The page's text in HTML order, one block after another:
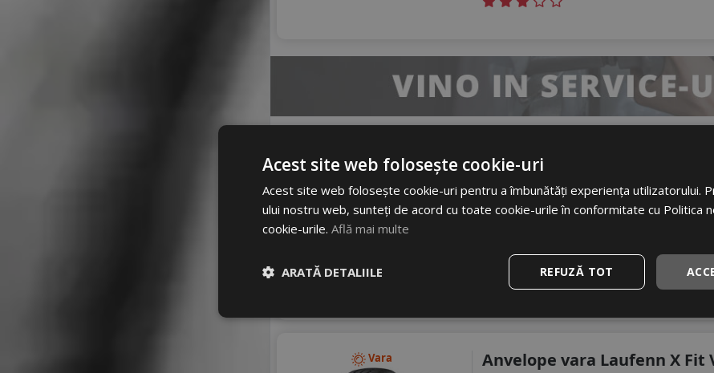
All Season
Anvelope all season Cooper
Season Van
225/65 R16C 112T
D Aderenta Zgomot
Vara
Anvelope vara Laufenn X Fit
Acest site web folosește cookie-uri
Acest site web folosește cookie-uri pentru a îmbunătăți experiența utilizatorului.
ului nostru web, sunteți de acord cu toate cookie-urile în conformitate cu Politica
cookie-urile. Află mai multe
REFUZĂ TOT
ARATĂ DETALIILE